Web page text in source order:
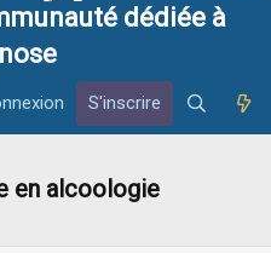
dédiée à
S'inscrire
en alcoologie